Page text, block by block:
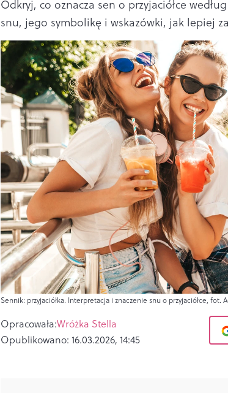
Odkryj, co oznacza sen o przyjaciółce
snu, jego symbolikę i wskazówki, jak lepiej
Sennik: przyjaciółka. Interpretacja i znaczenie snu o przyjaciółce, fot.
Opracowała:Wróżka Stella
Opublikowano: 16.03.2026, 14:45